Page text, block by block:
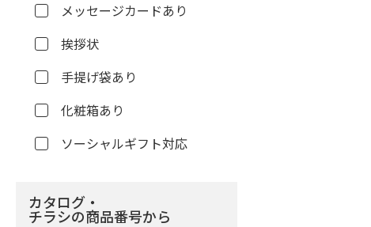
メッセージカードあり
挨拶状
手提げ袋あり
化粧箱あり
ソーシャルギフト対応
カタログ・
チラシの商品番号から